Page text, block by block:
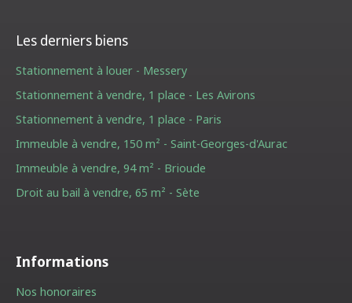
Les derniers biens
Stationnement à louer - Messery
Stationnement à vendre, 1 place - Les Avirons
Stationnement à vendre, 1 place - Paris
Immeuble à vendre, 150 m² - Saint-Georges-d'Aurac
Immeuble à vendre, 94 m² - Brioude
Droit au bail à vendre, 65 m² - Sète
Informations
Nos honoraires